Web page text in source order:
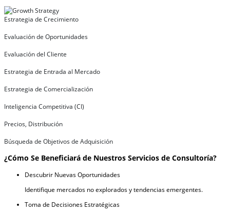
Estrategia de Crecimiento
Evaluación de Oportunidades
Evaluación del Cliente
Estrategia de Entrada al Mercado
Estrategia de Comercialización
Inteligencia Competitiva (CI)
Precios, Distribución
Búsqueda de Objetivos de Adquisición
¿Cómo Se Beneficiará de Nuestros Servicios de Consultoría?
Descubrir Nuevas Oportunidades
Identifique mercados no explorados y tendencias emergentes.
Toma de Decisiones Estratégicas